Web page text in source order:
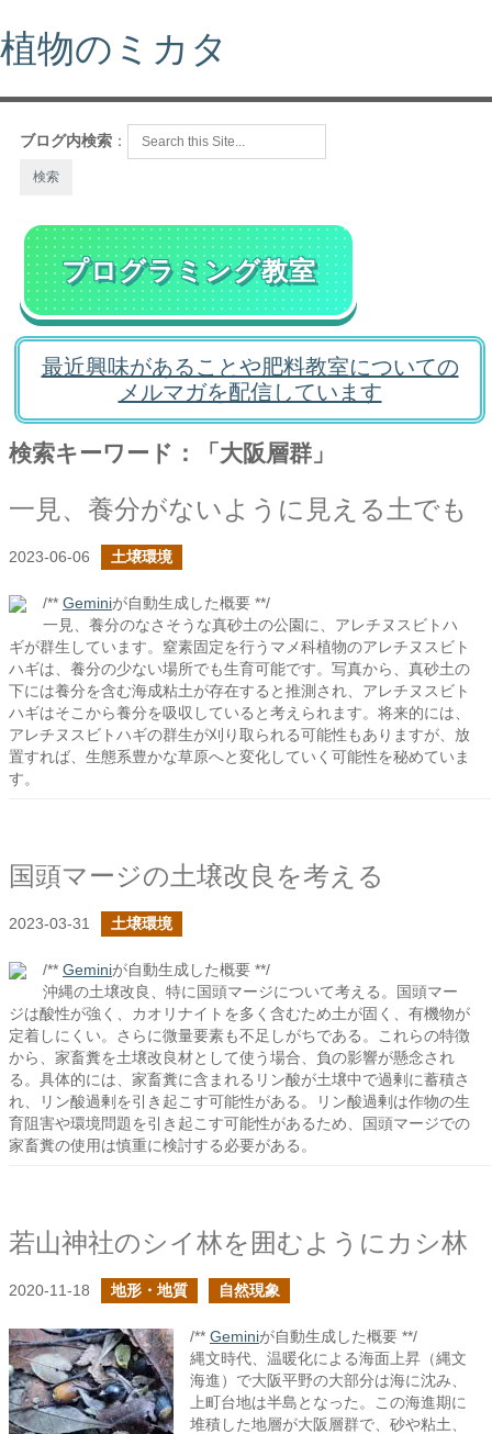
植物のミカタ
ブログ内検索 ：
プログラミング教室
最近興味があることや肥料教室についての
メルマガを配信しています
検索キーワード：「大阪層群」
一見、養分がないように見える土でも
2023-06-06 土壌環境
/** Geminiが自動生成した概要 **/
一見、養分のなさそうな真砂土の公園に、アレチヌスビトハ
ギが群生しています。窒素固定を行うマメ科植物のアレチヌスビト
ハギは、養分の少ない場所でも生育可能です。写真から、真砂土の
下には養分を含む海成粘土が存在すると推測され、アレチヌスビト
ハギはそこから養分を吸収していると考えられます。将来的には、
アレチヌスビトハギの群生が刈り取られる可能性もありますが、放
置すれば、生態系豊かな草原へと変化していく可能性を秘めていま
す。
国頭マージの土壌改良を考える
2023-03-31 土壌環境
/** Geminiが自動生成した概要 **/
沖縄の土壌改良、特に国頭マージについて考える。国頭マー
ジは酸性が強く、カオリナイトを多く含むため土が固く、有機物が
定着しにくい。さらに微量要素も不足しがちである。これらの特徴
から、家畜糞を土壌改良材として使う場合、負の影響が懸念され
る。具体的には、家畜糞に含まれるリン酸が土壌中で過剰に蓄積さ
れ、リン酸過剰を引き起こす可能性がある。リン酸過剰は作物の生
育阻害や環境問題を引き起こす可能性があるため、国頭マージでの
家畜糞の使用は慎重に検討する必要がある。
若山神社のシイ林を囲むようにカシ林
2020-11-18 地形・地質 自然現象
/** Geminiが自動生成した概要 **/
縄文時代、温暖化による海面上昇（縄文
海進）で大阪平野の大部分は海に沈み、
上町台地は半島となった。この海進期に
堆積した地層が大阪層群で、砂や粘土、